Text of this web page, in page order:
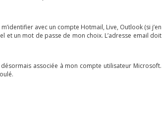
avec un compte Hotmail, Live, Outlook (si j’en
et un mot de passe de mon choix. L’adresse email doit
associée à mon compte utilisateur Microsoft.